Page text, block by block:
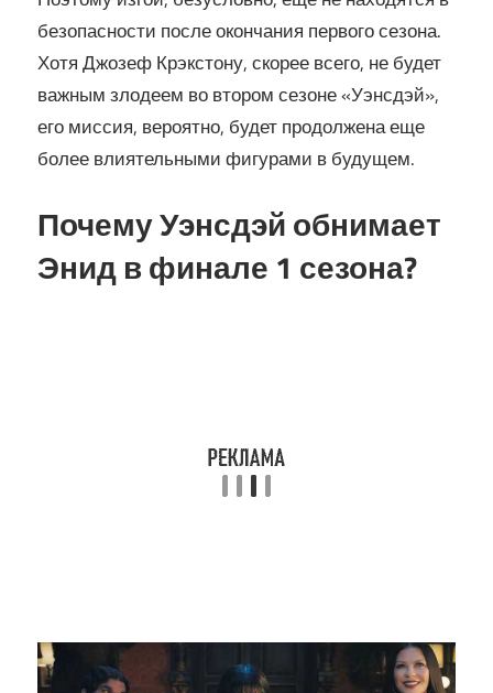
безопасности после окончания первого сезона.
Хотя Джозеф Крэкстону, скорее всего, не будет
важным злодеем во втором сезоне «Уэнсдэй»,
его миссия, вероятно, будет продолжена еще
более влиятельными фигурами в будущем.
Почему Уэнсдэй обнимает
Энид в финале 1 сезона?